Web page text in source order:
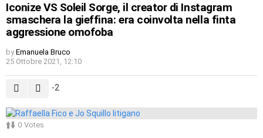
Iconize VS Soleil Sorge, il creator di Instagram
smaschera la gieffina: era coinvolta nella finta
aggressione omofoba
by Emanuela Bruco
25 Ottobre 2021, 12:10
-2
0 Votes